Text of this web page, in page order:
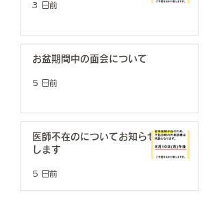
3 日前
お盆期間中の面会について
5 日前
医師不在のについてお知らせ
します
5 日前